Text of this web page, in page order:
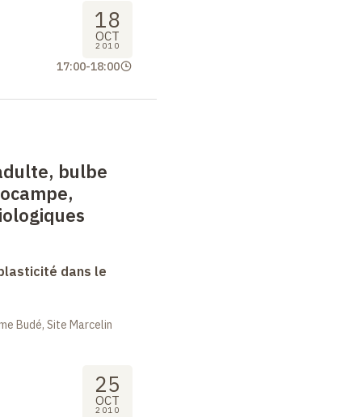
18
OCT
2010
17:00-18:00
bulbe
dans le
Budé, Site Marcelin
25
OCT
2010